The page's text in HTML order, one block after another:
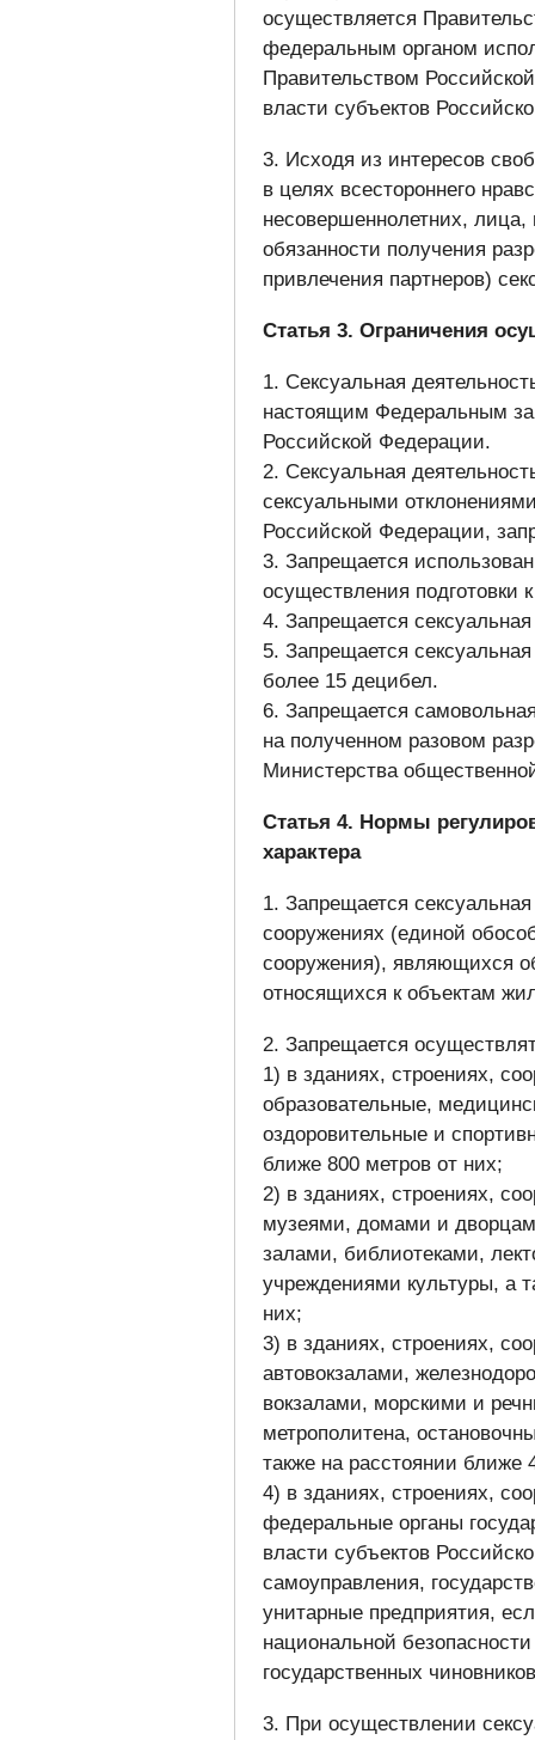
осуществляется
федеральным органом
Правительством
власти субъектов
3. Исходя из интересов
в целях всестороннего
несовершеннолетних,
обязанности получения
привлечения партнеров)
Статья 3. Ограничения
1. Сексуальная
настоящим Федеральным
Российской Федерации.
2. Сексуальная
сексуальными
Российской Федерации,
3. Запрещается
осуществления подготовки
4. Запрещается
5. Запрещается
более 15 децибел.
6. Запрещается
на полученном разовом
Министерства
Статья 4. Нормы
характера
1. Запрещается
сооружениях (единой
сооружения), являющихся
относящихся к объектам
2. Запрещается
1) в зданиях, строениях,
образовательные,
оздоровительные и
ближе 800 метров от них;
2) в зданиях, строениях,
музеями, домами и
залами, библиотеками,
учреждениями культуры, а
них;
3) в зданиях, строениях,
автовокзалами,
вокзалами, морскими и
метрополитена,
также на расстоянии ближе
4) в зданиях, строениях,
федеральные органы
власти субъектов
самоуправления,
унитарные предприятия,
национальной
государственных
3. При осуществлении